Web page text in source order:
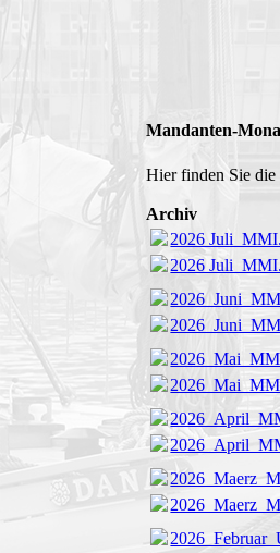
Mandanten-
Hier finden Sie
Archiv
2026
2026